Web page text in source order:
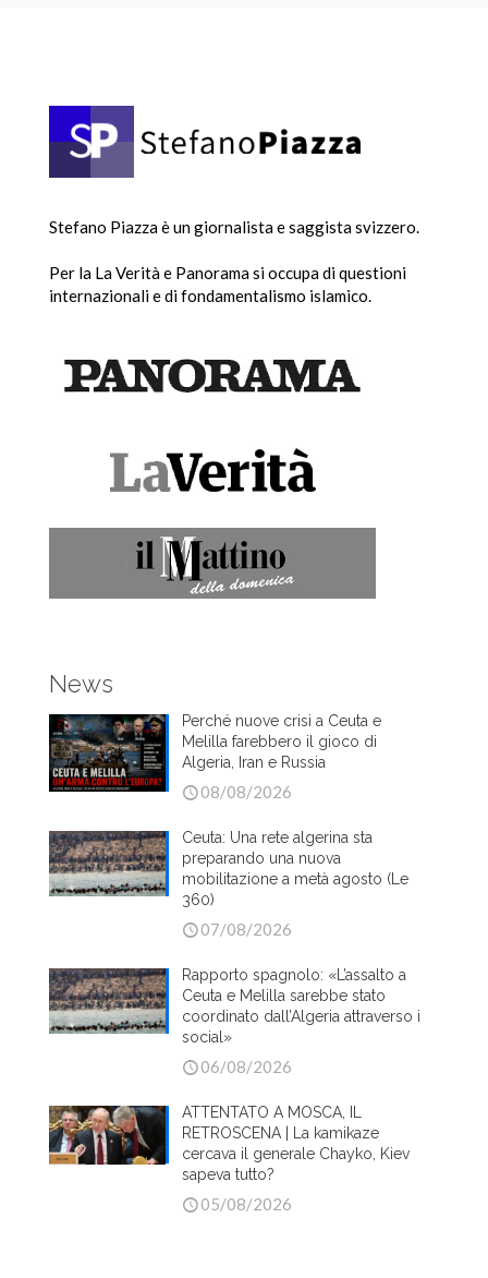
Stefano Piazza è un giornalista e saggista svizzero.
Per la La Verità e Panorama si occupa di questioni
internazionali e di fondamentalismo islamico.
News
Perché nuove crisi a Ceuta e
Melilla farebbero il gioco di
Algeria, Iran e Russia
08/08/2026
Ceuta: Una rete algerina sta
preparando una nuova
mobilitazione a metà agosto (Le
360)
07/08/2026
Rapporto spagnolo: «L’assalto a
Ceuta e Melilla sarebbe stato
coordinato dall’Algeria attraverso i
social»
06/08/2026
ATTENTATO A MOSCA, IL
RETROSCENA | La kamikaze
cercava il generale Chayko, Kiev
sapeva tutto?
05/08/2026